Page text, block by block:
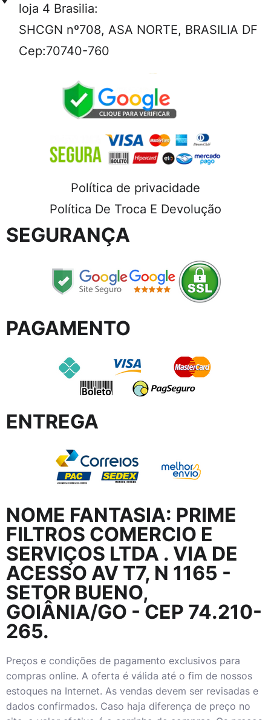
loja 4 Brasilia:
SHCGN nº708, ASA NORTE, BRASILIA DF
Cep:70740-760
Política de privacidade
Política De Troca E Devolução
SEGURANÇA
PAGAMENTO
ENTREGA
NOME FANTASIA: PRIME
FILTROS COMERCIO E
SERVIÇOS LTDA . VIA DE
ACESSO AV T7, N 1165 -
SETOR BUENO,
GOIÂNIA/GO - CEP 74.210-
265.
Preços e condições de pagamento exclusivos para
compras online. A oferta é válida até o fim de nossos
estoques na Internet. As vendas devem ser revisadas e
dados confirmados. Caso haja diferença de preço no